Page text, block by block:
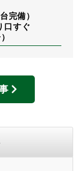
完備）
口すぐ